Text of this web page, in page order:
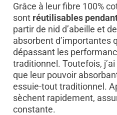
Grâce à leur fibre 100%
sont réutilisables
partir de nid d’abeille et
absorbent d’importantes
dépassant les
traditionnel. Toutefois,
que leur pouvoir
essuie-tout traditionnel.
sèchent rapidement,
constante.